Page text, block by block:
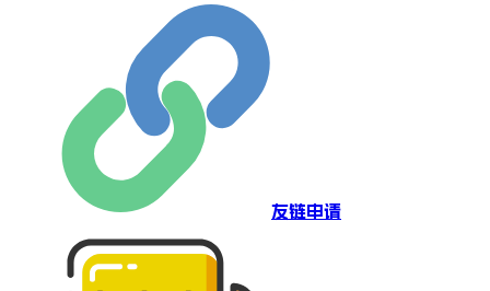
友链申请